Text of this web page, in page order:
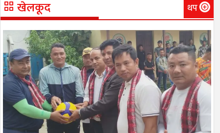
खेलकूद थप